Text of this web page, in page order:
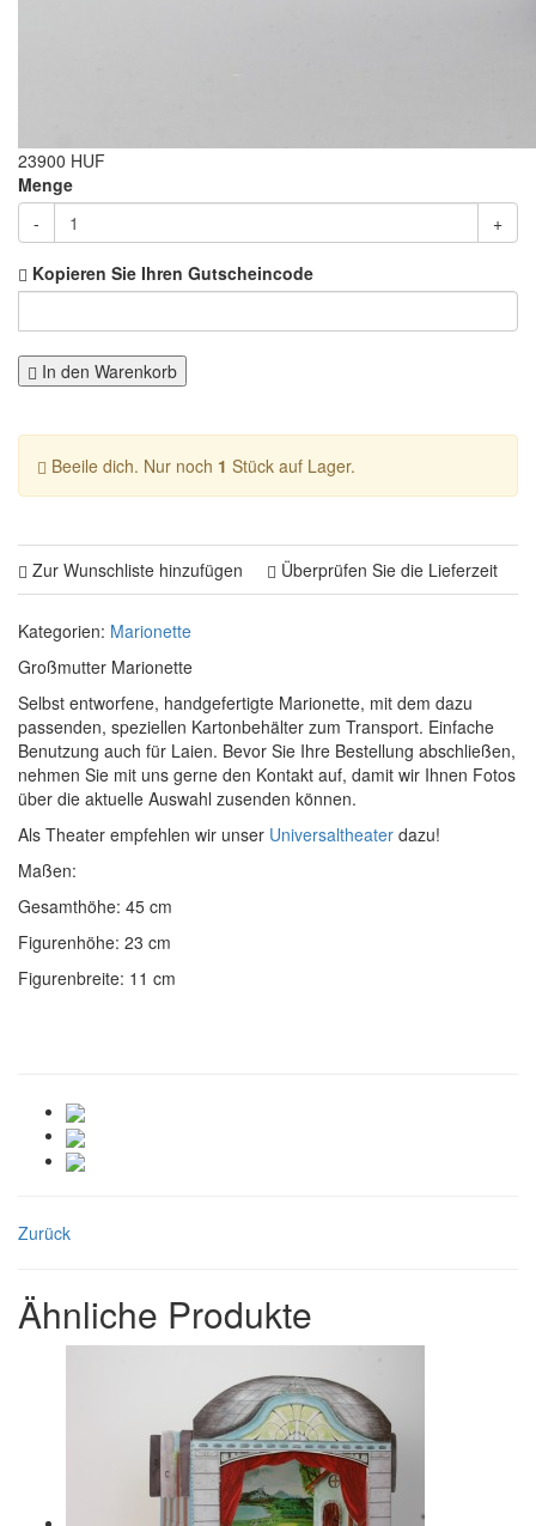
23900 HUF
Menge
-
+
Kopieren Sie Ihren Gutscheincode
In den Warenkorb
Beeile dich. Nur noch 1 Stück auf Lager.
Zur Wunschliste hinzufügen Überprüfen Sie die Lieferzeit
Kategorien: Marionette
Großmutter Marionette
Selbst entworfene, handgefertigte Marionette, mit dem dazu
passenden, speziellen Kartonbehälter zum Transport. Einfache
Benutzung auch für Laien. Bevor Sie Ihre Bestellung abschließen,
nehmen Sie mit uns gerne den Kontakt auf, damit wir Ihnen Fotos
über die aktuelle Auswahl zusenden können.
Als Theater empfehlen wir unser Universaltheater dazu!
Maßen:
Gesamthöhe: 45 cm
Figurenhöhe: 23 cm
Figurenbreite: 11 cm
Zurück
Ähnliche Produkte